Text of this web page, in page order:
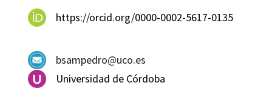
https://orcid.org/0000-0002-5617-0135
bsampedro@uco.es
Universidad de Córdoba